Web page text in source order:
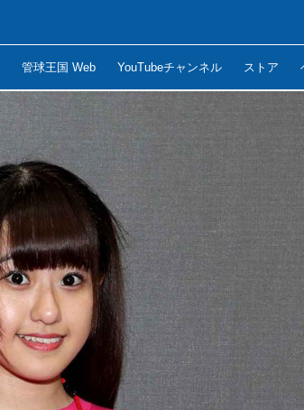
管球王国 Web YouTubeチャンネル ストア